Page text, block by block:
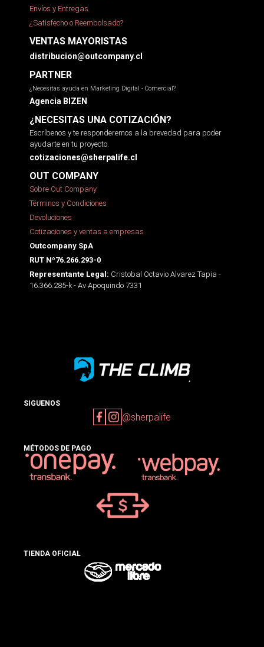
Envíos y Entregas
¿Satisfecho o Reembolsado?
VENTAS MAYORISTAS
distribucion@outcompany.cl
PARTNER
¿Necesitas ayuda en Marketing Digital - Comercial?
Agencia BIZEN
¿NECESITAS UNA COTIZACIÓN?
Escríbenos y te responderemos a la brevedad para poder
ayudarte en tu proyecto.
cotizaciones@sherpalife.cl
OUT COMPANY
Sobre Out Company
Términos y Condiciones
Devoluciones
Cotizaciones y ventas a empresas
Outcompany SpA
RUT Nº76.266.293-0
Representante Legal: Cristobal Octavio Alvarez Tapia -
16.366.285-k - Av Apoquindo 7331
SIGUENOS
@sherpalife
MÉTODOS DE PAGO
TIENDA OFICIAL